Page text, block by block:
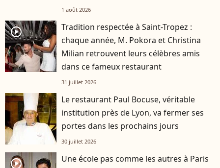
1 août 2026
player2
Tradition respectée à Saint-Tropez :
chaque année, M. Pokora et Christina
Milian retrouvent leurs célèbres amis
dans ce fameux restaurant
31 juillet 2026
Le restaurant Paul Bocuse, véritable
institution près de Lyon, va fermer ses
portes dans les prochains jours
30 juillet 2026
player2
Une école pas comme les autres à Paris